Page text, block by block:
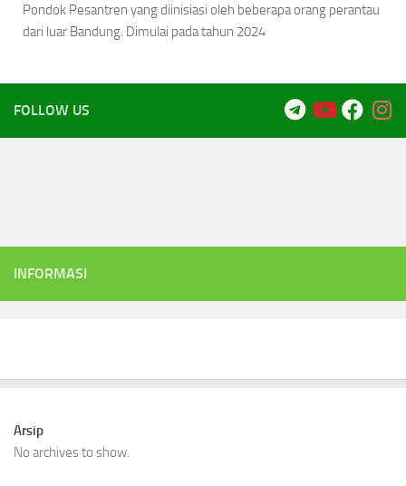
Pondok Pesantren yang diinisiasi oleh beberapa orang perantau
dari luar Bandung. Dimulai pada tahun 2024
FOLLOW US
INFORMASI
Arsip
No archives to show.